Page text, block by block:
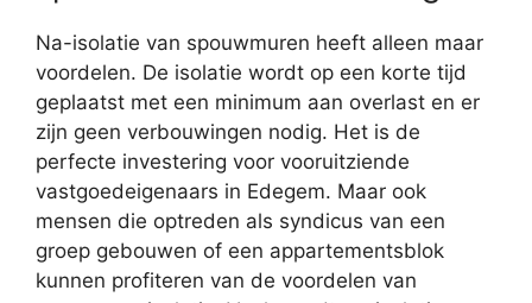
Na-isolatie van spouwmuren heeft alleen maar
voordelen. De isolatie wordt op een korte tijd
geplaatst met een minimum aan overlast en er
zijn geen verbouwingen nodig. Het is de
perfecte investering voor vooruitziende
vastgoedeigenaars in Edegem. Maar ook
mensen die optreden als syndicus van een
groep gebouwen of een appartementsblok
kunnen profiteren van de voordelen van